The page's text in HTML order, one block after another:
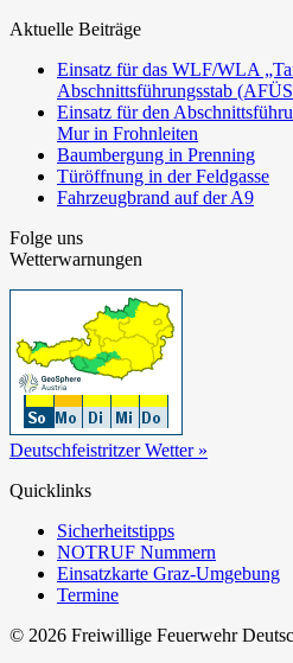
Aktuelle Beiträge
Einsatz für das WLF/WLA
Abschnittsführungsstab
Einsatz für den
Mur in Frohnleiten
Baumbergung in Prenning
Türöffnung in der Feldgasse
Fahrzeugbrand auf der A9
Folge uns
Wetterwarnungen
Deutschfeistritzer Wetter »
Quicklinks
Sicherheitstipps
NOTRUF Nummern
Einsatzkarte Graz-Umgebung
Termine
© 2026 Freiwillige Feuerwehr